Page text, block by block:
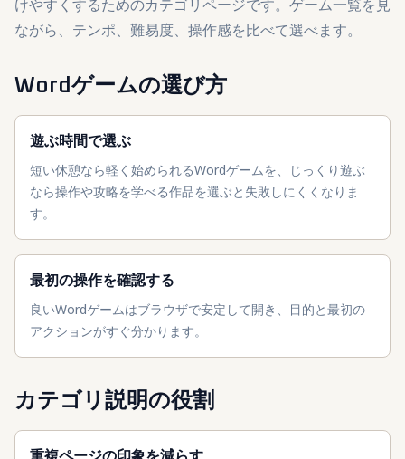
けやすくするためのカテゴリページです。ゲーム一覧を見
ながら、テンポ、難易度、操作感を比べて選べます。
Wordゲームの選び方
遊ぶ時間で選ぶ
短い休憩なら軽く始められるWordゲームを、じっくり遊ぶ
なら操作や攻略を学べる作品を選ぶと失敗しにくくなりま
す。
最初の操作を確認する
良いWordゲームはブラウザで安定して開き、目的と最初の
アクションがすぐ分かります。
カテゴリ説明の役割